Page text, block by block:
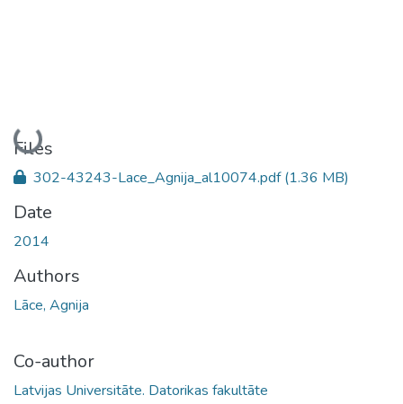
Loading...
Files
302-43243-Lace_Agnija_al10074.pdf(1.36 MB)
Date
2014
Authors
Lāce, Agnija
Co-author
Latvijas Universitāte. Datorikas fakultāte